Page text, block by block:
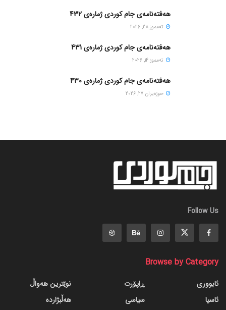
هەفتەنامەی جام کوردی ژمارەی 432
ته‌مموز 28, 2026
هەفتەنامەی جام کوردی ژمارەی 431
ته‌مموز 14, 2026
هەفتەنامەی جام کوردی ژمارەی 430
حوزه‌یران 27, 2026
Follow Us
Browse by Category
ئابووری
ئاسیا
ڕاپۆرت
سیاسی
نوێترین هەواڵ
هەڵبژاردە